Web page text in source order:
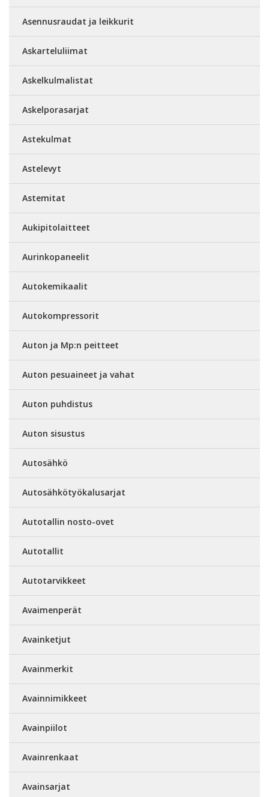
Asennusraudat ja leikkurit
Askarteluliimat
Askelkulmalistat
Askelporasarjat
Astekulmat
Astelevyt
Astemitat
Aukipitolaitteet
Aurinkopaneelit
Autokemikaalit
Autokompressorit
Auton ja Mp:n peitteet
Auton pesuaineet ja vahat
Auton puhdistus
Auton sisustus
Autosähkö
Autosähkötyökalusarjat
Autotallin nosto-ovet
Autotallit
Autotarvikkeet
Avaimenperät
Avainketjut
Avainmerkit
Avainnimikkeet
Avainpiilot
Avainrenkaat
Avainsarjat